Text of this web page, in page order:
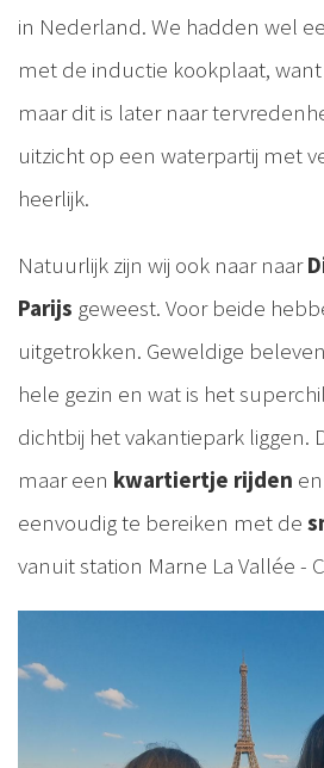
in Nederland. We hadden wel
met de inductie kookplaat,
maar dit is later naar
uitzicht op een waterpartij met
heerlijk.
Natuurlijk zijn wij ook naar naar
Parijs geweest. Voor beide
uitgetrokken. Geweldige
hele gezin en wat is het
dichtbij het vakantiepark liggen.
maar een kwartiertje rijden
eenvoudig te bereiken met de
vanuit station Marne La Vallée -